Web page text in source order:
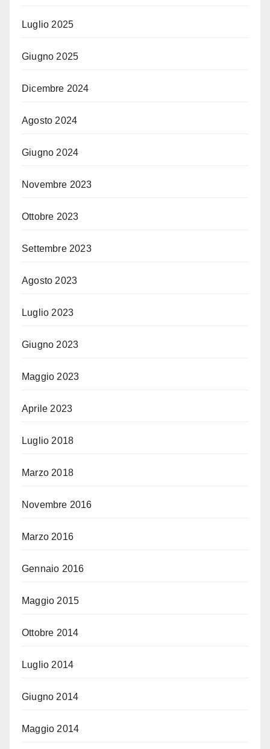
Luglio 2025
Giugno 2025
Dicembre 2024
Agosto 2024
Giugno 2024
Novembre 2023
Ottobre 2023
Settembre 2023
Agosto 2023
Luglio 2023
Giugno 2023
Maggio 2023
Aprile 2023
Luglio 2018
Marzo 2018
Novembre 2016
Marzo 2016
Gennaio 2016
Maggio 2015
Ottobre 2014
Luglio 2014
Giugno 2014
Maggio 2014